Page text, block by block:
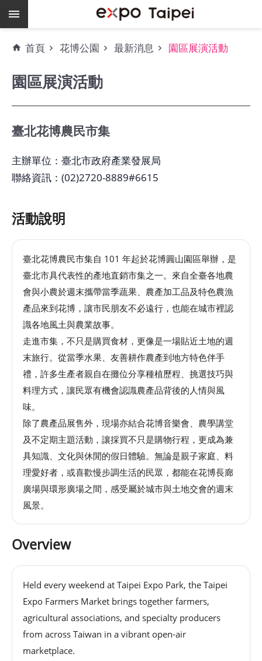
跳到主要內容區塊
門
地
借
空
檔
期
艷
館
會
展
臺
北
回
饋
場
地
申
請
新
創
基
地
場
館
租
借
首頁 花博公園 最新消息 園區展演活動
園區展演活動
臺北花博農民市集
主辦單位：臺北市政府產業發展局
聯絡資訊：(02)2720-8889#6615
活動說明
臺北花博農民市集自 101 年起於花博圓山園區舉辦，是
臺北市具代表性的產地直銷市集之一。來自全臺各地農
會與小農於週末攜帶當季蔬果、農產加工品及特色農漁
產品來到花博，讓市民朋友不必遠行，也能在城市裡認
識各地風土與農業故事。
走進市集，不只是購買食材，更像是一場貼近土地的週
末旅行。從當季水果、友善耕作農產到地方特色伴手
禮，許多生產者親自在攤位分享種植歷程、挑選技巧與
料理方式，讓民眾有機會認識農產品背後的人情與風
味。
除了農產品展售外，現場亦結合花博音樂會、農學講堂
及不定期主題活動，讓採買不只是購物行程，更成為兼
具知識、文化與休閒的假日體驗。無論是親子家庭、料
理愛好者，或喜歡慢步調生活的民眾，都能在花博長廊
廣場與環形廣場之間，感受屬於城市與土地交會的週末
風景。
Overview
Held every weekend at Taipei Expo Park, the Taipei
Expo Farmers Market brings together farmers,
agricultural associations, and specialty producers
from across Taiwan in a vibrant open-air
marketplace.